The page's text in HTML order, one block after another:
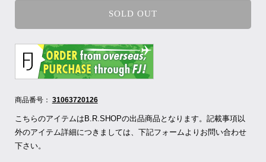
SOLD OUT
商品番号： 31063720126
こちらのアイテムはB.R.SHOPの出品商品となります。記載事項以
外のアイテム詳細につきましては、下記フォームよりお問い合わせ
下さい。